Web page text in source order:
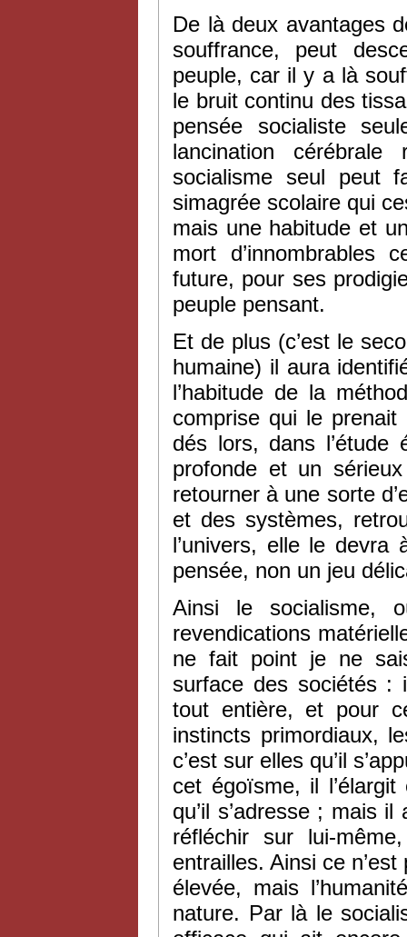
De là deux avantages
souffrance, peut
peuple, car il y a là
le bruit continu des
pensée socialiste
lancination
socialisme seul peut
simagrée scolaire qui
mais une habitude et
mort d’innombrables
future, pour ses
peuple pensant.
Et de plus (c’est le
humaine) il aura
l’habitude de la
comprise qui le
dés lors, dans l’étude
profonde et un
retourner à une sorte
et des systèmes,
l’univers, elle le
pensée, non un jeu
Ainsi le socialisme,
revendications
ne fait point je ne
surface des sociétés :
tout entière, et pour
instincts primordiaux,
c’est sur elles qu’il
cet égoïsme, il
qu’il s’adresse ; mais
réfléchir sur lui-
entrailles. Ainsi ce
élevée, mais
nature. Par là le